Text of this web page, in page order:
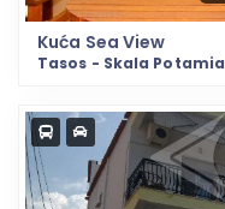
Kuća Sea View
Tasos - Skala Potamia